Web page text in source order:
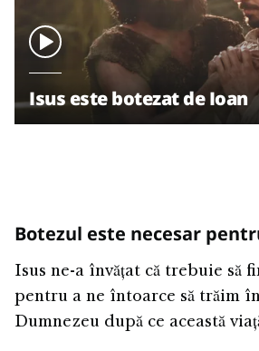
Isus este botezat de Ioan
Botezul este necesar
Isus ne-a învățat că trebuie să
pentru a ne întoarce să trăim
Dumnezeu după ce această